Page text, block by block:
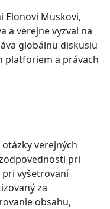
Elonovi Muskovi,
a verejne vyzval na
globálnu diskusiu
platforiem a právach
verejných
pri
vyšetrovaní
za
obsahu,